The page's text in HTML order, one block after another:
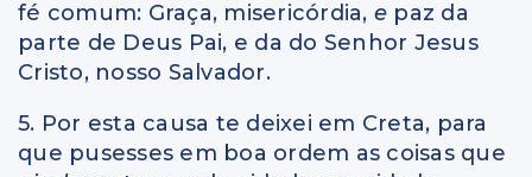
fé comum: Graça, misericórdia, e paz da
parte de Deus Pai, e da do Senhor Jesus
Cristo, nosso Salvador.
5. Por esta causa te deixei em Creta, para
que pusesses em boa ordem as coisas que